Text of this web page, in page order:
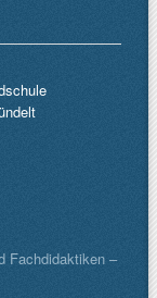
Fachdidaktiken –